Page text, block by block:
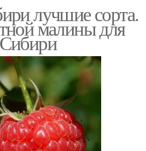
лучшие сорта.
малины для